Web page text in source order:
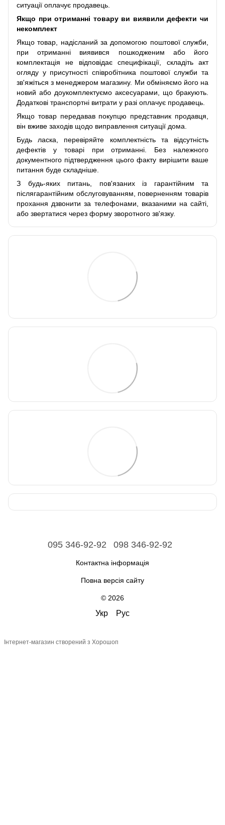
ситуації оплачує продавець.
Якщо при отриманні товару ви виявили дефекти чи
некомплект
Якщо товар, надісланий за допомогою поштової служби,
при отриманні виявився пошкодженим або його
комплектація не відповідає специфікації, складіть акт
огляду у присутності співробітника поштової служби та
зв'яжіться з менеджером магазину. Ми обміняємо його на
новий або доукомплектуємо аксесуарами, що бракують.
Додаткові транспортні витрати у разі оплачує продавець.
Якщо товар передавав покупцю представник продавця,
він вживе заходів щодо виправлення ситуації дома.
Будь ласка, перевіряйте комплектність та відсутність
дефектів у товарі при отриманні. Без належного
документного підтвердження цього факту вирішити ваше
питання буде складніше.
З будь-яких питань, пов'язаних із гарантійним та
післягарантійним обслуговуванням, поверненням товарів
прохання дзвонити за телефонами, вказаними на сайті,
або звертатися через форму зворотного зв'язку.
095 346-92-92 098 346-92-92
Контактна інформація
Повна версія сайту
© 2026
Укр Рус
Інтернет-магазин створений з Хорошоп